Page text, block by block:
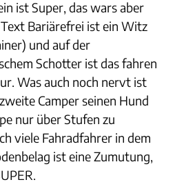
ist Super, das wars aber
Bariärefrei ist ein Witz
und auf der
Schotter ist das fahren
Was auch noch nervt ist
Camper seinen Hund
nur über Stufen zu
viele Fahradfahrer in dem
ist eine Zumutung,